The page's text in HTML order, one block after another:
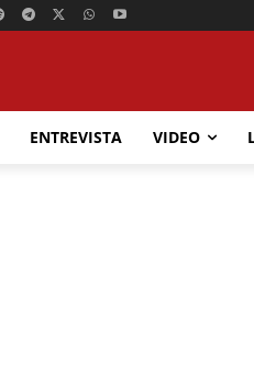
ENTREVISTA VIDEO